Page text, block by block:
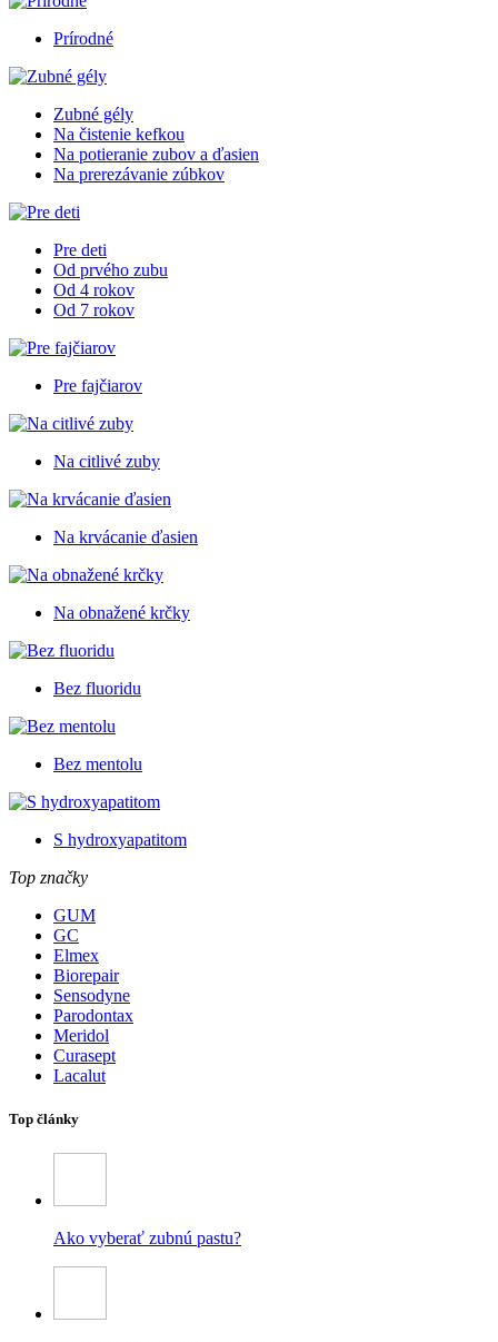
Prírodné
Zubné gély
Na čistenie kefkou
Na potieranie zubov a ďasien
Na prerezávanie zúbkov
Pre deti
Od prvého zubu
Od 4 rokov
Od 7 rokov
Pre fajčiarov
Na citlivé zuby
Na krvácanie ďasien
Na obnažené krčky
Bez fluoridu
Bez mentolu
S hydroxyapatitom
Top značky
GUM
GC
Elmex
Biorepair
Sensodyne
Parodontax
Meridol
Curasept
Lacalut
Top články
Ako vyberať zubnú pastu?